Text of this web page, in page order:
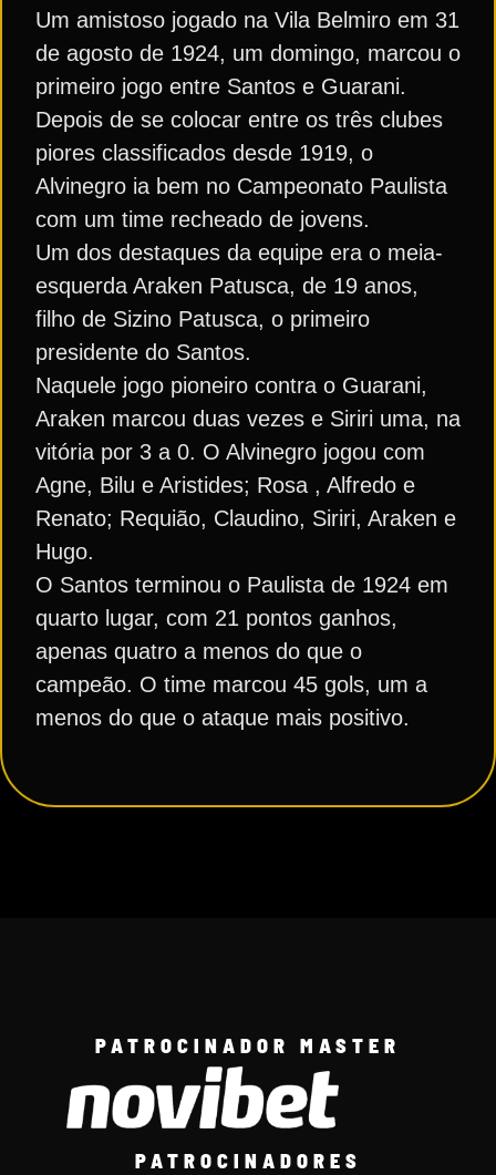
Um amistoso jogado na Vila Belmiro em 31
de agosto de 1924, um domingo, marcou o
primeiro jogo entre Santos e Guarani.
Depois de se colocar entre os três clubes
piores classificados desde 1919, o
Alvinegro ia bem no Campeonato Paulista
com um time recheado de jovens.
Um dos destaques da equipe era o meia-
esquerda Araken Patusca, de 19 anos,
filho de Sizino Patusca, o primeiro
presidente do Santos.
Naquele jogo pioneiro contra o Guarani,
Araken marcou duas vezes e Siriri uma, na
vitória por 3 a 0. O Alvinegro jogou com
Agne, Bilu e Aristides; Rosa , Alfredo e
Renato; Requião, Claudino, Siriri, Araken e
Hugo.
O Santos terminou o Paulista de 1924 em
quarto lugar, com 21 pontos ganhos,
apenas quatro a menos do que o
campeão. O time marcou 45 gols, um a
menos do que o ataque mais positivo.
PATROCINADOR MASTER
PATROCINADORES